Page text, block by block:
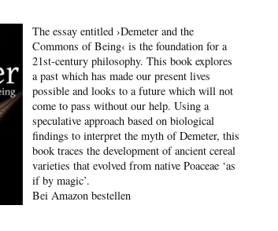
The essay entitled ›Demeter and the
Commons of Being‹ is the foundation for a
21st-century philosophy. This book explores
a past which has made our present lives
possible and looks to a future which will not
come to pass without our help. Using a
speculative approach based on biological
findings to interpret the myth of Demeter, this
book traces the development of ancient cereal
varieties that evolved from native Poaceae ‘as
if by magic’.
Bei Amazon bestellen